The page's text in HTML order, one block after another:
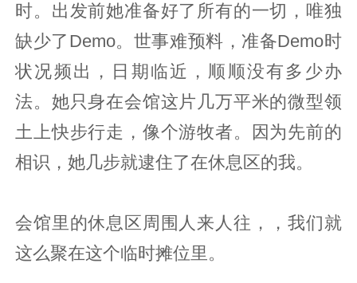
时。出发前她准备好了所有的一切，唯独
缺少了Demo。世事难预料，准备Demo时
状况频出，日期临近，顺顺没有多少办
法。她只身在会馆这片几万平米的微型领
土上快步行走，像个游牧者。因为先前的
相识，她几步就逮住了在休息区的我。
会馆里的休息区周围人来人往，，我们就
这么聚在这个临时摊位里。